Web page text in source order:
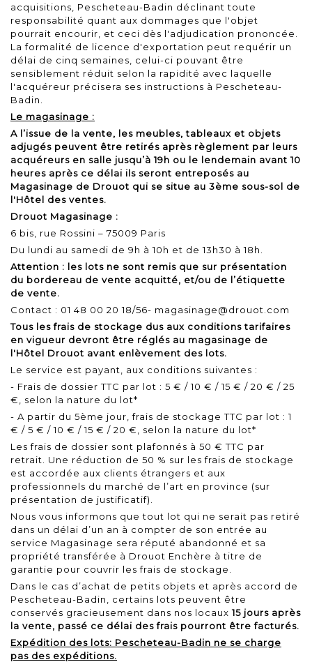
acquisitions, Pescheteau-Badin déclinant toute
responsabilité quant aux dommages que l'objet
pourrait encourir, et ceci dès l'adjudication prononcée.
La formalité de licence d'exportation peut requérir un
délai de cinq semaines, celui-ci pouvant être
sensiblement réduit selon la rapidité avec laquelle
l'acquéreur précisera ses instructions à Pescheteau-
Badin.
Le magasinage :
A l’issue de la vente, les meubles, tableaux et objets
adjugés peuvent être retirés après règlement par leurs
acquéreurs en salle jusqu’à 19h ou le lendemain avant 10
heures après ce délai ils seront entreposés au
Magasinage de Drouot qui se situe au 3ème sous-sol de
l'Hôtel des ventes.
Drouot Magasinage :
6 bis, rue Rossini – 75009 Paris
Du lundi au samedi de 9h à 10h et de 13h30 à 18h.
Attention : les lots ne sont remis que sur présentation
du bordereau de vente acquitté, et/ou de l’étiquette
de vente.
Contact : 01 48 00 20 18/56- magasinage@drouot.com
Tous les frais de stockage dus aux conditions tarifaires
en vigueur devront être réglés au magasinage de
l'Hôtel Drouot avant enlèvement des lots.
Le service est payant, aux conditions suivantes :
- Frais de dossier TTC par lot : 5 € / 10 € / 15 € / 20 € / 25
€, selon la nature du lot*
- A partir du 5ème jour, frais de stockage TTC par lot : 1
€ / 5 € / 10 € / 15 € / 20 €, selon la nature du lot*
Les frais de dossier sont plafonnés à 50 € TTC par
retrait. Une réduction de 50 % sur les frais de stockage
est accordée aux clients étrangers et aux
professionnels du marché de l’art en province (sur
présentation de justificatif).
Nous vous informons que tout lot qui ne serait pas retiré
dans un délai d’un an à compter de son entrée au
service Magasinage sera réputé abandonné et sa
propriété transférée à Drouot Enchère à titre de
garantie pour couvrir les frais de stockage.
Dans le cas d’achat de petits objets et après accord de
Pescheteau-Badin, certains lots peuvent être
conservés gracieusement dans nos locaux15 jours après
la vente, passé ce délai des frais pourront être facturés.
Expédition des lots: Pescheteau-Badin ne se charge
pas des expéditions.